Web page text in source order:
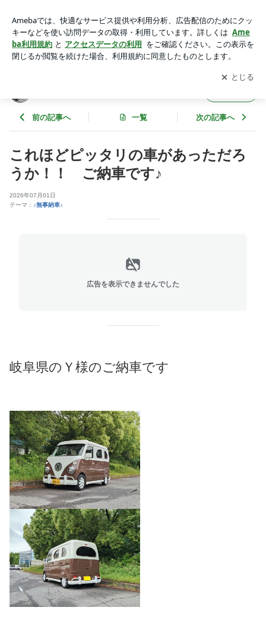
軽カー専門店 エンブレムのブログ
アプリをダウンロードして ブログの更新通知
を受け取りまし
ょう。
開く
前の記事へ 一覧 次の記事へ
これほどピッタリの車があっただろ
うか！！ ご納車です♪
2026年07月01日
テーマ： ♪無事納車♪
広告を表示できませんでした
岐阜県のＹ様のご納車です